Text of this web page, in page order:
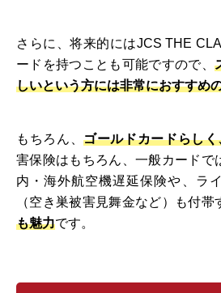
さらに、将来的にはJCS THE
ードを持つことも可能ですので、
しいという方には非常におすすめ
もちろん、ゴールドカードらしく
害保険はもちろん、一般カードで
内・海外航空機遅延保険や、ラ
（空き巣被害見舞金など）も付帯
も魅力です。